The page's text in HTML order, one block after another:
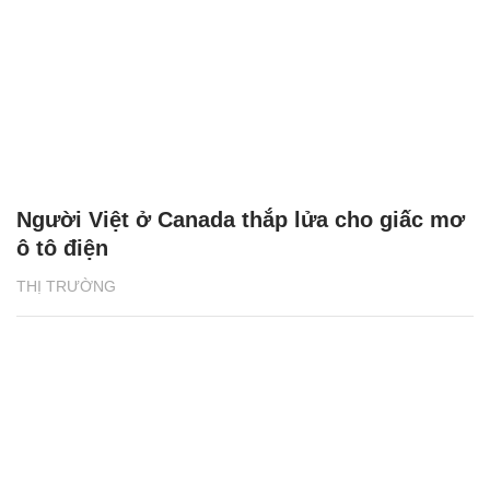
THỊ TRƯỜNG
Người Việt ở Canada thắp lửa cho giấc mơ
ô tô điện